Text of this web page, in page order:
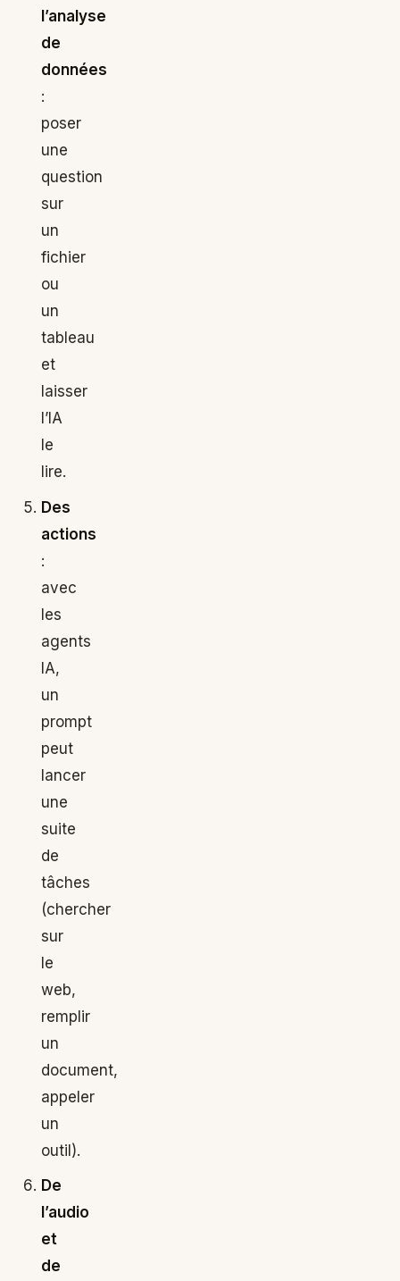
l’analyse
de
données
:
poser
une
question
sur
un
fichier
ou
un
tableau
et
laisser
l’IA
le
lire.
Des
actions
:
avec
les
agents
IA,
un
prompt
peut
lancer
une
suite
de
tâches
(chercher
sur
le
web,
remplir
un
document,
appeler
un
outil).
De
l’audio
et
de